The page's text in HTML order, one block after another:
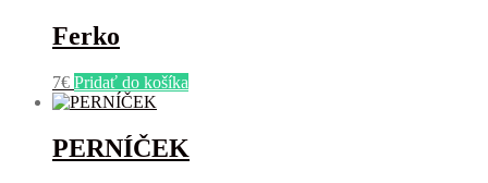
Ferko
7€ Pridať do košíka
PERNÍČEK